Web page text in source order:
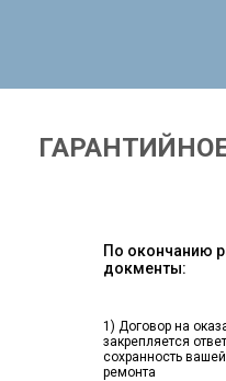
По окончанию
докменты:
1) Договор на
закрепляется
сохранность
ремонта